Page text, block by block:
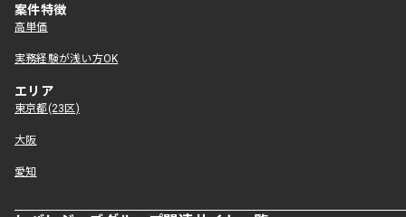
案件特徴
高単価
実務経験が浅い方OK
エリア
東京都(23区)
大阪
愛知